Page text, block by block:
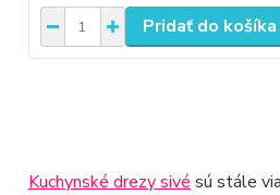
Pridať do košíka
Kuchynské drezy sivé sú stále